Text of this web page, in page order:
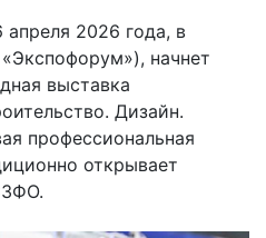
апреля 2026 года, в
начнет
выставка
Дизайн.
профессиональная
открывает